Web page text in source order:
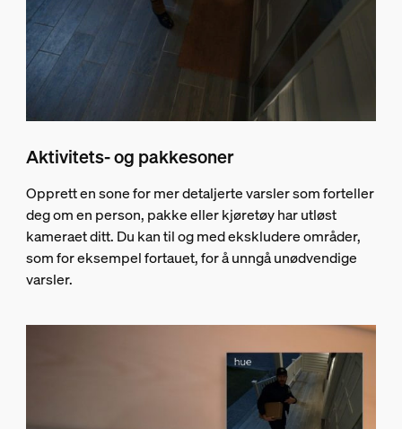
Aktivitets- og pakkesoner
Opprett en sone for mer detaljerte varsler som forteller
deg om en person, pakke eller kjøretøy har utløst
kameraet ditt. Du kan til og med ekskludere områder,
som for eksempel fortauet, for å unngå unødvendige
varsler.